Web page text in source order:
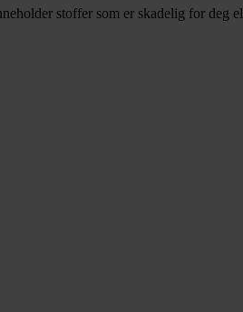
stoffer som er skadelig for deg